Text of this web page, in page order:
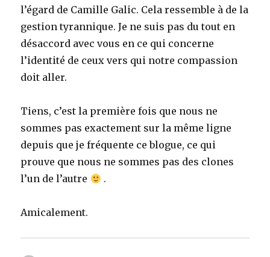
l’égard de Camille Galic. Cela ressemble à de la
gestion tyrannique. Je ne suis pas du tout en
désaccord avec vous en ce qui concerne
l’identité de ceux vers qui notre compassion
doit aller.
Tiens, c’est la première fois que nous ne
sommes pas exactement sur la même ligne
depuis que je fréquente ce blogue, ce qui
prouve que nous ne sommes pas des clones
l’un de l’autre
.
Amicalement.